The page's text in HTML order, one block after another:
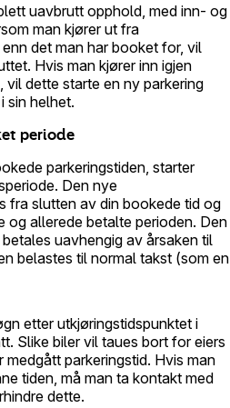
uavbrutt opphold, med inn- og
man kjører ut fra
det man har booket for, vil
Hvis man kjører inn igjen
dette starte en ny parkering
sin helhet.
periode
parkeringstiden, starter
Den nye
fra slutten av din bookede tid og
og allerede betalte perioden. Den
uavhengig av årsaken til
belastes til normal takst (som en
etter utkjøringstidspunktet i
Slike biler vil taues bort for eiers
parkeringstid. Hvis man
tiden, må man ta kontakt med
dette.